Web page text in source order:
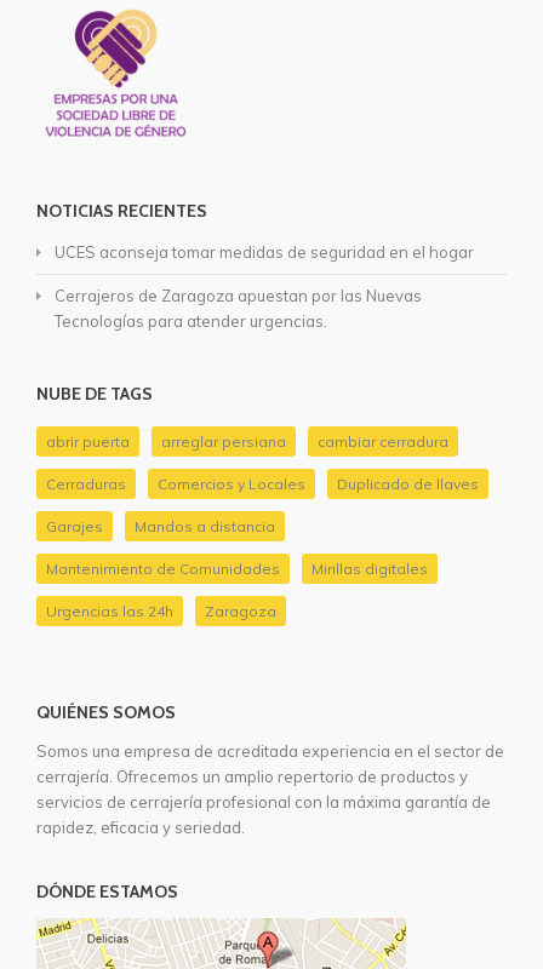
NOTICIAS RECIENTES
UCES aconseja tomar medidas de seguridad en el hogar
Cerrajeros de Zaragoza apuestan por las Nuevas
Tecnologías para atender urgencias.
NUBE DE TAGS
abrir puerta arreglar persiana cambiar cerradura
Cerraduras Comercios y Locales Duplicado de llaves
Garajes Mandos a distancia
Mantenimiento de Comunidades Mirillas digitales
Urgencias las 24h Zaragoza
QUIÉNES SOMOS
Somos una empresa de acreditada experiencia en el sector de
cerrajería. Ofrecemos un amplio repertorio de productos y
servicios de cerrajería profesional con la máxima garantía de
rapidez, eficacia y seriedad.
DÓNDE ESTAMOS